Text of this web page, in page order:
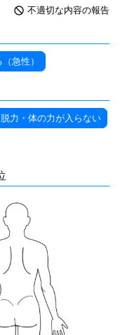
not_interested 不適切な内容の報告
急性）
脱力・体の力が入らない